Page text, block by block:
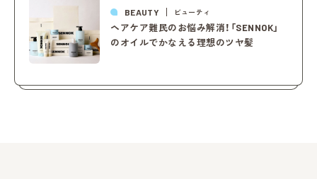
BEAUTY ビューティ
ヘアケア難民のお悩み解消！「SENNOK」
のオイルでかなえる理想のツヤ髪